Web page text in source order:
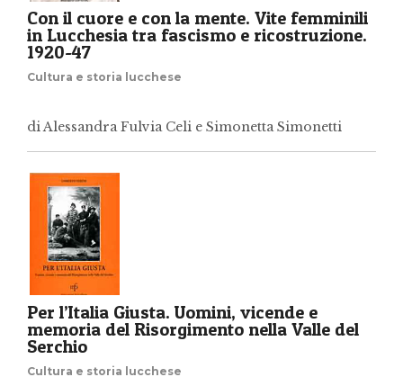
Con il cuore e con la mente. Vite femminili
in Lucchesia tra fascismo e ricostruzione.
1920-47
Cultura e storia lucchese
di Alessandra Fulvia Celi e Simonetta Simonetti
Per l’Italia Giusta. Uomini, vicende e
memoria del Risorgimento nella Valle del
Serchio
Cultura e storia lucchese